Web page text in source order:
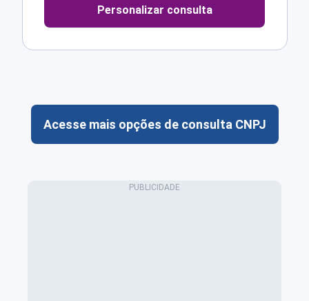
Personalizar consulta
Acesse mais opções de consulta CNPJ